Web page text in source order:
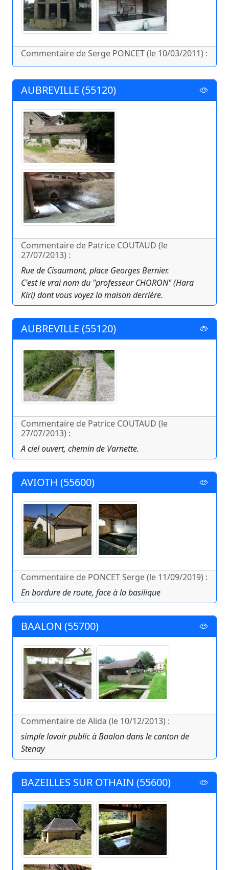
Commentaire de Serge PONCET (le 10/03/2011) :
AUBREVILLE (55120)
Commentaire de Patrice COUTAUD (le
27/07/2013) :
Rue de Cisaumont, place Georges Bernier.
C'est le vrai nom du "professeur CHORON" (Hara
Kiri) dont vous voyez la maison derrière.
AUBREVILLE (55120)
Commentaire de Patrice COUTAUD (le
27/07/2013) :
A ciel ouvert, chemin de Varnette.
AVIOTH (55600)
Commentaire de PONCET Serge (le 11/09/2019) :
En bordure de route, face à la basilique
BAALON (55700)
Commentaire de Alida (le 10/12/2013) :
simple lavoir public à Baalon dans le canton de
Stenay
BAZEILLES SUR OTHAIN (55600)